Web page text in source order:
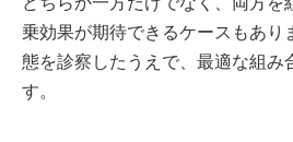
乗効果が期待できるケースもあり
態を診察したうえで、最適な組み
す。